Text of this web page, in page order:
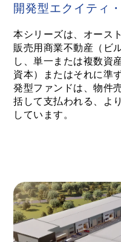
開発型エクイティ
本シリーズは、オース
販売用商業不動産（ビ
し、単一または複数資
資本）またはそれに準
発型ファンドは、物件
括して支払われる、よ
しています。